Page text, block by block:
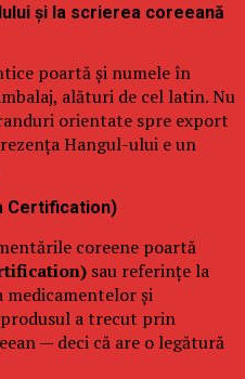
și la scrierea coreeană
poartă și numele în
alături de cel latin. Nu
orientate spre export
Hangul-ului e un
Certification)
coreene poartă
sau referințe la
medicamentelor și
a trecut prin
— deci că are o legătură